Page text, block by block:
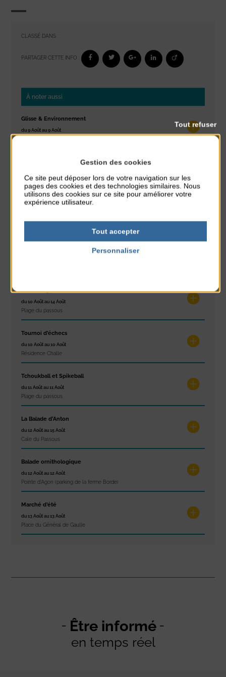
CLASSÉ DANS :
PARTAGER CETTE INFO :
À noter aussi
Glisse & Environnement
du 9 Août au 9 Août
Place du Général de Gaulle
Exposition « Itinéraires »
Stretching
du 10 Août au 14 Août
Plage du passous
Tournoi d’échecs
du 10 Août au 10 Août
Résidence Challe
Tchoukball et Spikeball
du 11 Août au 11 Août
Plage du passous
La Balade d’Anton
du 12 Août au 15 Août
Cale du Passous
Balade ornithologique
du 12 Août au 12 Août
Pointe d'Agon (parking de la ferme Borde)
Marché d’été
du 13 Août au 13 Août
Place du Général de Gaulle
Être informé
en temps réel
Gestion des cookies
Ce site peut déposer lors de votre navigation sur les
pages des cookies et des technologies similaires. Nous
utilisons des cookies sur ce site pour améliorer votre
expérience utilisateur.
Tout accepter
Tout refuser
Personnaliser